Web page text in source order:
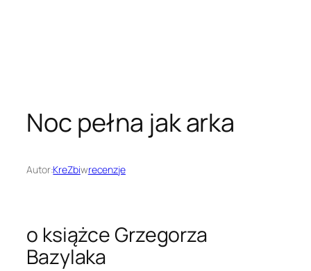
Noc pełna jak arka
Autor:KreZbiwrecenzje
o książce Grzegorza
Bazylaka